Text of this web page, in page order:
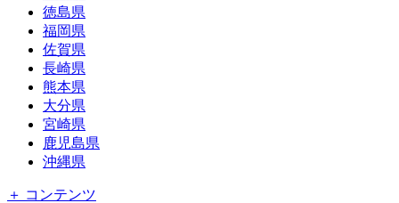
徳島県
福岡県
佐賀県
長崎県
熊本県
大分県
宮崎県
鹿児島県
沖縄県
＋ コンテンツ